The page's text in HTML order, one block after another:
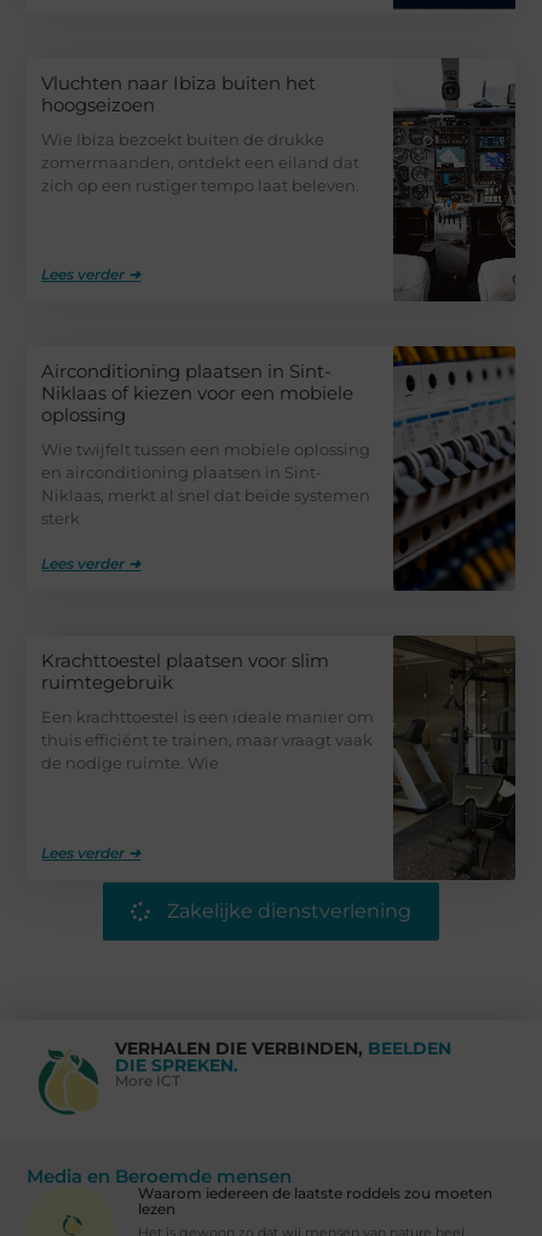
Vluchten naar Ibiza buiten het
hoogseizoen
Wie Ibiza bezoekt buiten de drukke
zomermaanden, ontdekt een eiland dat
zich op een rustiger tempo laat beleven.
Lees verder ➜
Airconditioning plaatsen in Sint-
Niklaas of kiezen voor een mobiele
oplossing
Wie twijfelt tussen een mobiele oplossing
en airconditioning plaatsen in Sint-
Niklaas, merkt al snel dat beide systemen
sterk
Lees verder ➜
Krachttoestel plaatsen voor slim
ruimtegebruik
Een krachttoestel is een ideale manier om
thuis efficiënt te trainen, maar vraagt vaak
de nodige ruimte. Wie
Lees verder ➜
Zakelijke dienstverlening
VERHALEN DIE VERBINDEN, BEELDEN
DIE SPREKEN.
More ICT
Media en Beroemde mensen
Waarom iedereen de laatste roddels zou moeten
lezen
Het is gewoon zo dat wij mensen van nature heel